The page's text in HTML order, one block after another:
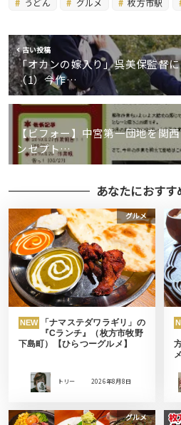
古い投稿
「オカンの嫁入り」呉美保監督
（1）今作…
【ビフォー】中宮第一団地を関
ンセプト…
あなたにおす
グルメ
NEW
「ナマステダワラギリ」の
『Cランチ』（枚方市牧野
下島町）【ひらつーグルメ】
トリー 2026年8月8日
グルメ